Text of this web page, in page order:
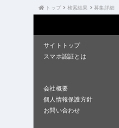
トップ 検索結果 募集詳細
サイトトップ
スマホ認証とは
会社概要
個人情報保護方針
お問い合わせ